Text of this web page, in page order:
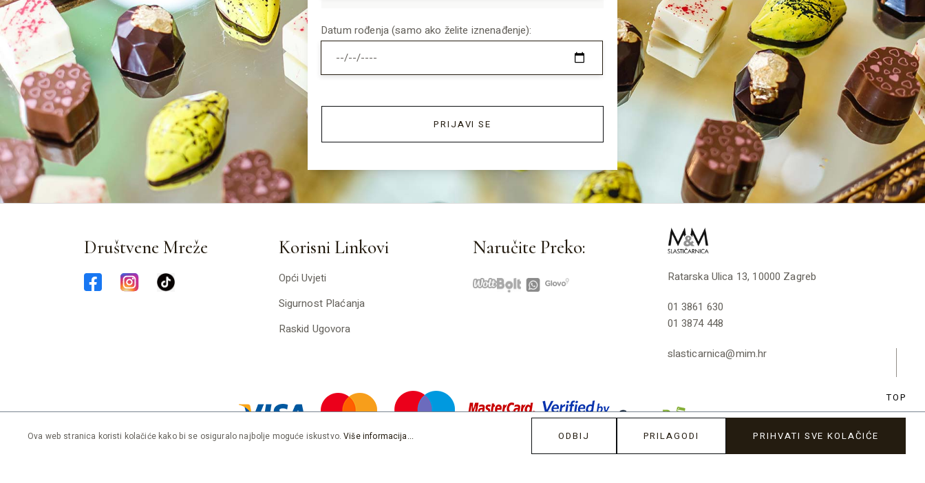
Datum rođenja (samo ako želite iznenađenje):
PRIJAVI SE
Društvene Mreže Korisni Linkovi
Opći Uvjeti
Sigurnost Plaćanja
Raskid Ugovora
Naručite Preko:
Ratarska Ulica 13, 10000 Zagreb
01 3861 630
01 3874 448
slasticarnica@mim.hr
TOP
Ova web stranica koristi kolačiće kako bi se osiguralo najbolje moguće iskustvo.Više informacija... ODBIJ PRILAGODI PRIHVATI SVE KOLAČIĆE